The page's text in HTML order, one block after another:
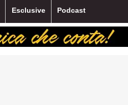
Esclusive Podcast